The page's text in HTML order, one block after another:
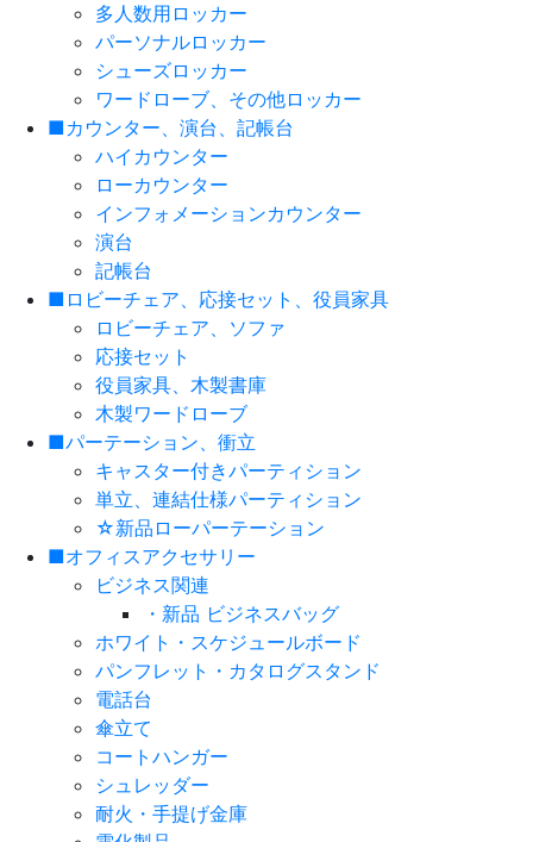
多人数用ロッカー
パーソナルロッカー
シューズロッカー
ワードローブ、その他ロッカー
■カウンター、演台、記帳台
ハイカウンター
ローカウンター
インフォメーションカウンター
演台
記帳台
■ロビーチェア、応接セット、役員家具
ロビーチェア、ソファ
応接セット
役員家具、木製書庫
木製ワードローブ
■パーテーション、衝立
キャスター付きパーティション
単立、連結仕様パーティション
☆新品ローパーテーション
■オフィスアクセサリー
ビジネス関連
・新品 ビジネスバッグ
ホワイト・スケジュールボード
パンフレット・カタログスタンド
電話台
傘立て
コートハンガー
シュレッダー
耐火・手提げ金庫